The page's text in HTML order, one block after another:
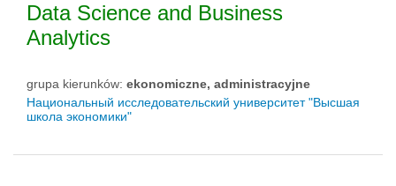
Data Science and Business
Analytics
grupa kierunków: ekonomiczne, administracyjne
Национальный исследовательский университет "Высшая
школа экономики"